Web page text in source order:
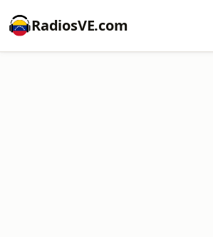
RadiosVE.com